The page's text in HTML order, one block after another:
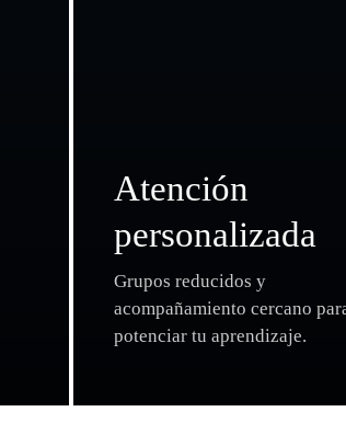
Atención
personalizada
Grupos reducidos y
acompañamiento cercano
potenciar tu aprendizaje.